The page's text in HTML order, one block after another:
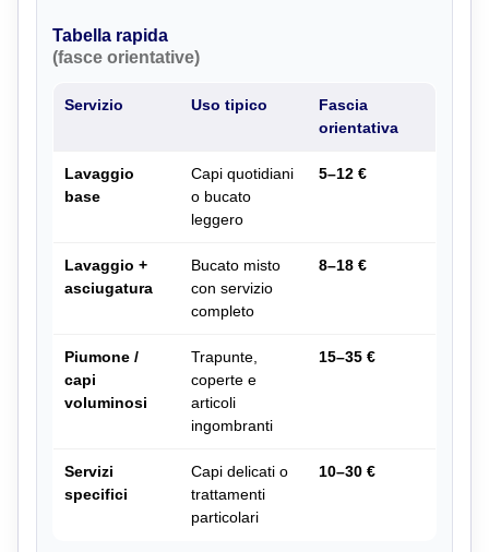
Tabella rapida
(fasce orientative)
Servizio Uso tipico
Fascia
orientativa
Lavaggio
base
Capi quotidiani
o bucato
leggero
5–12 €
Lavaggio +
asciugatura
Bucato misto
con servizio
completo
8–18 €
Piumone /
capi
voluminosi
Trapunte,
coperte e
articoli
ingombranti
15–35 €
Servizi
specifici
Capi delicati o
trattamenti
particolari
10–30 €